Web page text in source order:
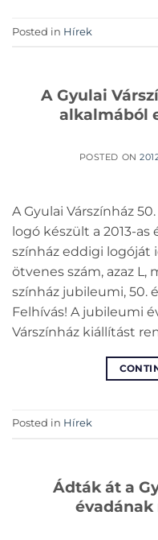
Posted in Hírek
A Gyulai
alkalmából
POSTED ON
A Gyulai Várszínház
logó készült a 2013-as
színház eddigi logóját
ötvenes szám, azaz L,
színház jubileumi, 50.
Felhívás! A jubileumi
Várszínház kiállítást
Posted in Hírek
Ádták át a